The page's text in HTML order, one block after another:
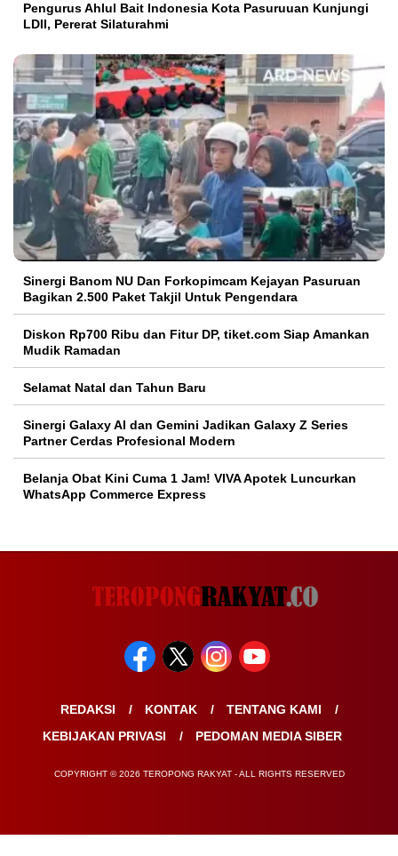
Pengurus Ahlul Bait Indonesia Kota Pasuruuan Kunjungi
LDII, Pererat Silaturahmi
Sinergi Banom NU Dan Forkopimcam Kejayan Pasuruan
Bagikan 2.500 Paket Takjil Untuk Pengendara
Diskon Rp700 Ribu dan Fitur DP, tiket.com Siap Amankan
Mudik Ramadan
Selamat Natal dan Tahun Baru
Sinergi Galaxy AI dan Gemini Jadikan Galaxy Z Series
Partner Cerdas Profesional Modern
Belanja Obat Kini Cuma 1 Jam! VIVA Apotek Luncurkan
WhatsApp Commerce Express
REDAKSI KONTAK
TENTANG KAMI
KEBIJAKAN PRIVASI
PEDOMAN MEDIA SIBER
COPYRIGHT © 2026 TEROPONG RAKYAT - ALL RIGHTS RESERVED